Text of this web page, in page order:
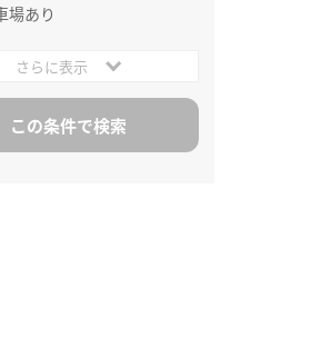
場あり
さらに表示